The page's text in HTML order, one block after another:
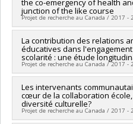
Grant programs:PVXXXXXX-
équipes de recherche - Stade
Renouvellement
Co-researchers :Isabelle
Véronique Dupéré,Sarah
Funding sources:Université
Grant programs:PVXXXXXX-
the co-emergency of health
junction of the like course
Projet de recherche au Canada / 2017 -
Lead researcher :Véronique
Co-researchers : Alain Lesage,
Katherine Frohlich,Luigi De
Funding sources:IRSC/
Canada
Grant programs:PVXXXXXX-
planification et dissémination
La contribution des relations
éducatives dans
scolarité : une étude
Projet de recherche au Canada / 2017 -
Lead researcher :Marie-
Co-researchers :Frank Vitaro,
Archambault
Funding sources:CRSH/
Les intervenants
cœur de la collaboration école,
diversité culturelle?
Projet de recherche au Canada / 2017 -